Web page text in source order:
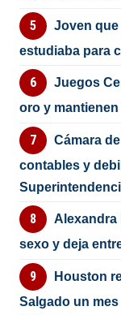
Joven que
estudiaba para
Juegos
oro y
Cámara
contables y
Alexandra
sexo y deja
Houston
Salgado un